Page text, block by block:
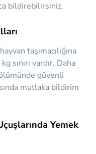
bildirebilirsiniz.
taşımacılığına
sınırı vardır. Daha
güvenli
mutlaka bildirim
Yemek